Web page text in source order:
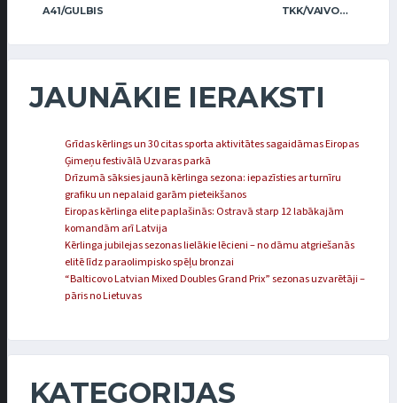
A41/GULBIS TKK/VAIVODS
JAUNĀKIE IERAKSTI
Grīdas kērlings un 30 citas sporta aktivitātes sagaidāmas Eiropas
Ģimeņu festivālā Uzvaras parkā
Drīzumā sāksies jaunā kērlinga sezona: iepazīsties ar turnīru
grafiku un nepalaid garām pieteikšanos
Eiropas kērlinga elite paplašinās: Ostravā starp 12 labākajām
komandām arī Latvija
Kērlinga jubilejas sezonas lielākie lēcieni – no dāmu atgriešanās
elitē līdz paraolimpisko spēļu bronzai
“Balticovo Latvian Mixed Doubles Grand Prix” sezonas uzvarētāji –
pāris no Lietuvas
KATEGORIJAS